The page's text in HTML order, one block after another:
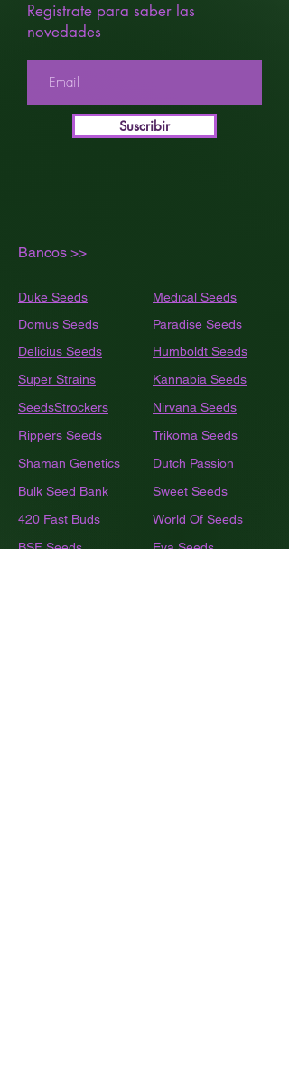
Registrate para saber las
novedades
Suscribir
Bancos >>
Duke Seeds
Medical Seeds
Domus Seeds
Paradise Seeds
Delicius Seeds
Humboldt Seeds
Kannabia Seeds
Super Strains
Nirvana Seeds
SeedsStrockers
Rippers Seeds
Trikoma Seeds
Shaman Genetics
Dutch Passion
Bulk Seed Bank
Sweet Seeds
420 Fast Buds
World Of Seeds
BSF Seeds
Eva Seeds